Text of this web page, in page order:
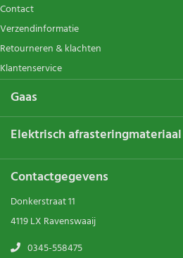
Contact
Verzendinformatie
Retourneren & klachten
Klantenservice
Gaas
Elektrisch afrasteringmateriaal
Contactgegevens
Donkerstraat 11
4119 LX Ravenswaaij
0345-558475